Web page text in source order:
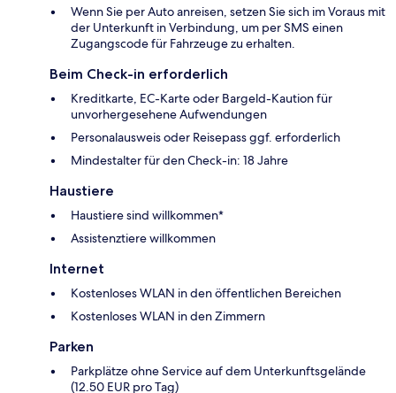
Wenn Sie per Auto anreisen, setzen Sie sich im Voraus mit
der Unterkunft in Verbindung, um per SMS einen
Zugangscode für Fahrzeuge zu erhalten.
Beim Check-in erforderlich
Kreditkarte, EC-Karte oder Bargeld-Kaution für
unvorhergesehene Aufwendungen
Personalausweis oder Reisepass ggf. erforderlich
Mindestalter für den Check-in: 18 Jahre
Haustiere
Haustiere sind willkommen*
Assistenztiere willkommen
Internet
Kostenloses WLAN in den öffentlichen Bereichen
Kostenloses WLAN in den Zimmern
Parken
Parkplätze ohne Service auf dem Unterkunftsgelände
(12.50 EUR pro Tag)